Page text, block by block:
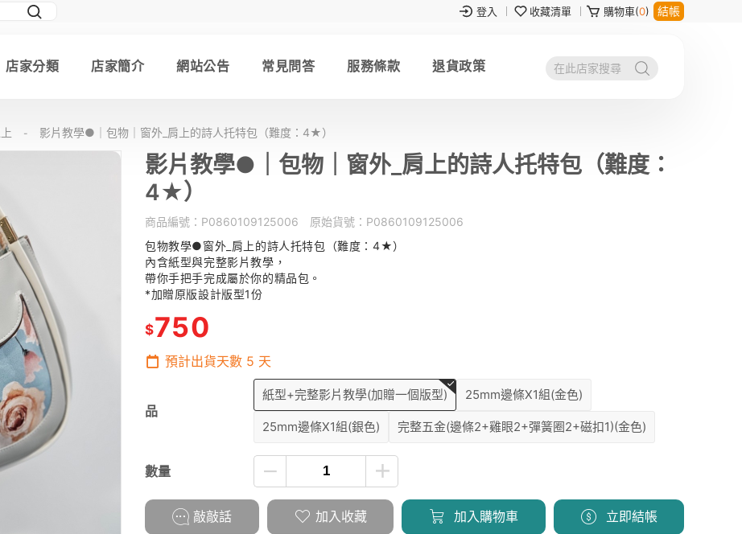
登入 收藏清單 購物車(0) 結帳
店家分類 店家簡介 網站公告 常見問答 服務條款 退貨政策
- 影片教學●｜包物｜窗外_肩上的詩人托特包（難度：4★）
影片教學●｜包物｜窗外_肩上的詩人托特包（難度：
4★）
商品編號： P0860109125006 原始貨號： P0860109125006
包物教學●窗外_肩上的詩人托特包（難度：4★）
內含紙型與完整影片教學，
帶你手把手完成屬於你的精品包。
*加贈原版設計版型1份
$750
預計出貨天數 5 天
品
紙型+完整影片教學(加贈一個版型) 25mm邊條X1組(金色)
25mm邊條X1組(銀色) 完整五金(邊條2+雞眼2+彈簧圈2+磁扣1)(金色)
數量
敲敲話 加入收藏 加入購物車 立即結帳